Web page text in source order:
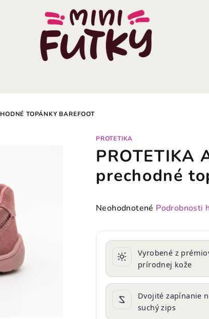
TOPÁNKY BAREFOOT
PROTETIKA
PROTETIKA
prechodné
Priemerné
produktu
hviezdičiek.
Neohodnotené Podrobnosti
Vyrobené z
prírodnej kože
Dvojité zapínanie
suchý zips